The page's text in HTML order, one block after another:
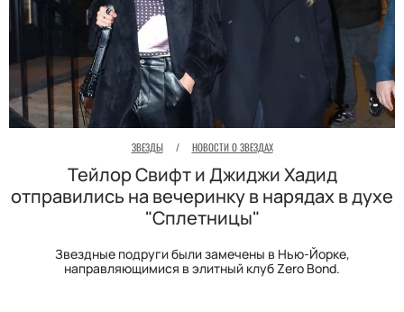
ЗВЕЗДЫ / НОВОСТИ О ЗВЕЗДАХ
Тейлор Свифт и Джиджи Хадид
отправились на вечеринку в нарядах в духе
"Сплетницы"
Звездные подруги были замечены в Нью-Йорке,
направляющимися в элитный клуб Zero Bond.